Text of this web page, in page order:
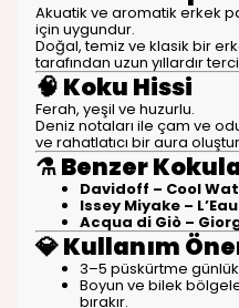
Akuatik ve aromatik erkek
için uygundur.
Doğal, temiz ve klasik bir
tarafından uzun yıllardır
🧠 Koku Hissi
Ferah, yeşil ve huzurlu.
Deniz notaları ile çam ve
ve rahatlatıcı bir aura
⚗️Benzer
Davidoff – Cool
Issey Miyake –
Acqua di Giò –
💎Kullanım
3–5 püskürtme
Boyun ve bilek
bırakır.